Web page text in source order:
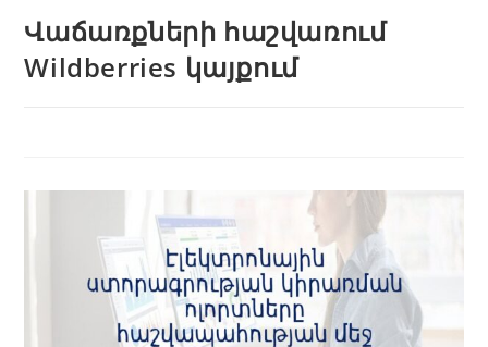
Վաճառքների հաշվառում
Wildberries կայքում